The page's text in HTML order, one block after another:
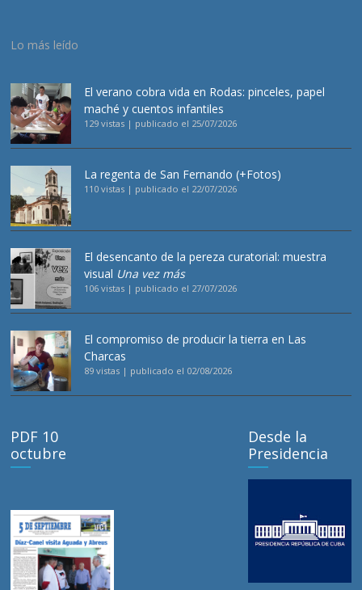
Lo más leído
El verano cobra vida en Rodas: pinceles, papel
maché y cuentos infantiles
129 vistas | publicado el 25/07/2026
La regenta de San Fernando (+Fotos)
110 vistas | publicado el 22/07/2026
El desencanto de la pereza curatorial: muestra
visual Una vez más
106 vistas | publicado el 27/07/2026
El compromiso de producir la tierra en Las
Charcas
89 vistas | publicado el 02/08/2026
PDF 10
octubre
Desde la
Presidencia